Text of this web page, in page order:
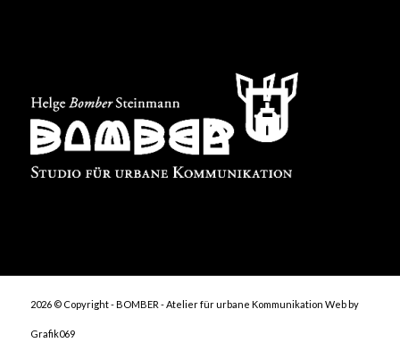
2026 © Copyright - BOMBER - Atelier für urbane Kommunikation Web by
Grafik069